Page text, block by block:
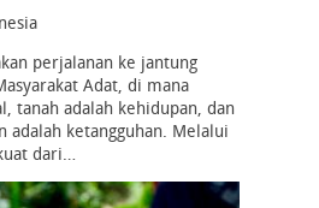
perjalanan ke jantung
Adat, di mana
tanah adalah kehidupan, dan
adalah ketangguhan. Melalui
dari…